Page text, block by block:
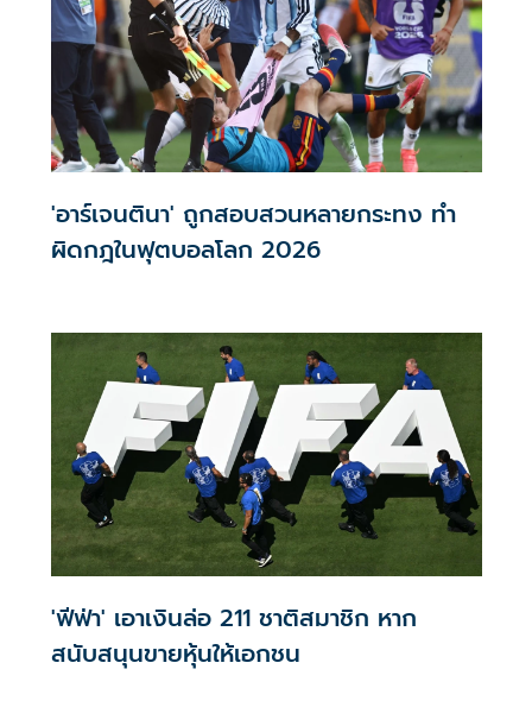
'อาร์เจนตินา' ถูกสอบสวนหลายกระทง ทำ
ผิดกฎในฟุตบอลโลก 2026
'ฟีฟ่า' เอาเงินล่อ 211 ชาติสมาชิก หาก
สนับสนุนขายหุ้นให้เอกชน